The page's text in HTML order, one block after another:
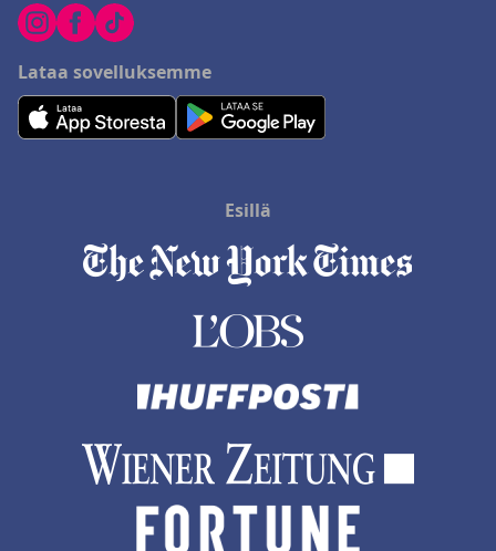
Lataa sovelluksemme
Esillä